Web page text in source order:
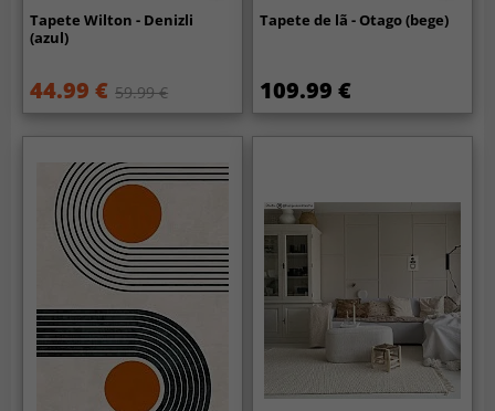
Tapete Wilton - Denizli
(azul)
44.99 € 59.99 €
Tapete de lã - Otago (bege)
109.99 €